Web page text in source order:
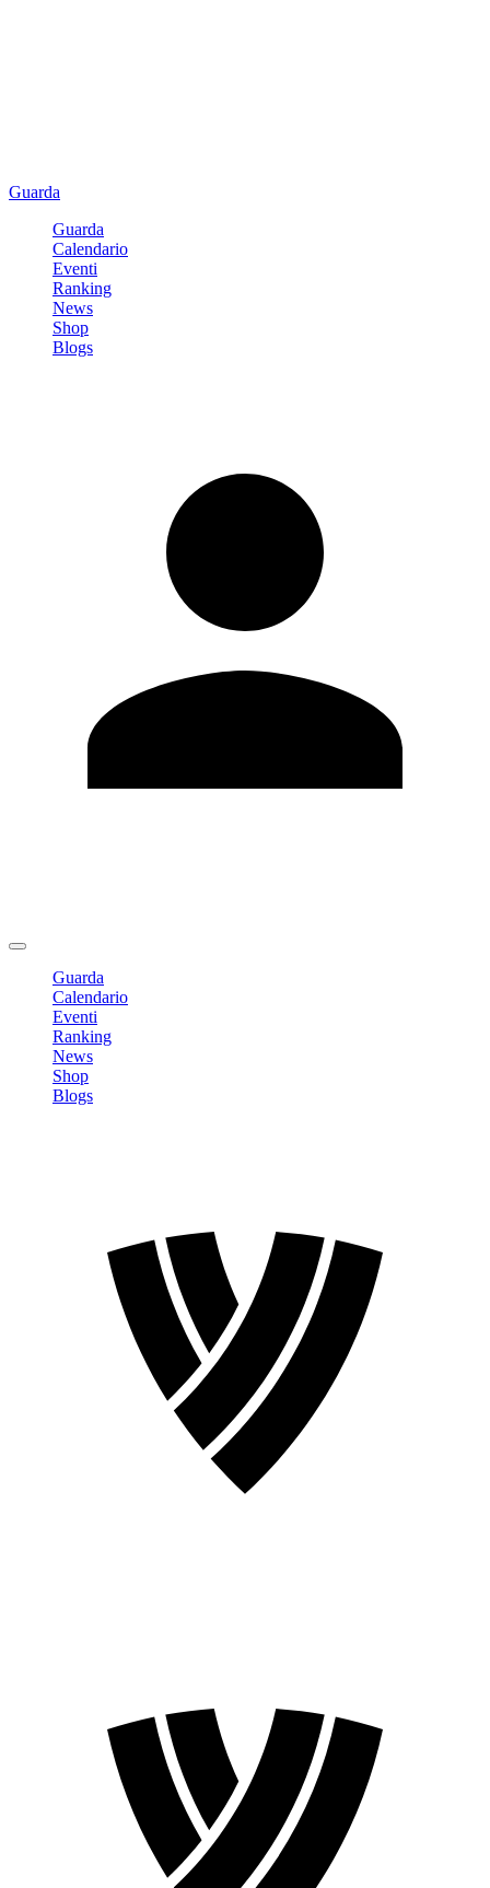
Guarda
Guarda
Calendario
Eventi
Ranking
News
Shop
Blogs
Guarda
Calendario
Eventi
Ranking
News
Shop
Blogs